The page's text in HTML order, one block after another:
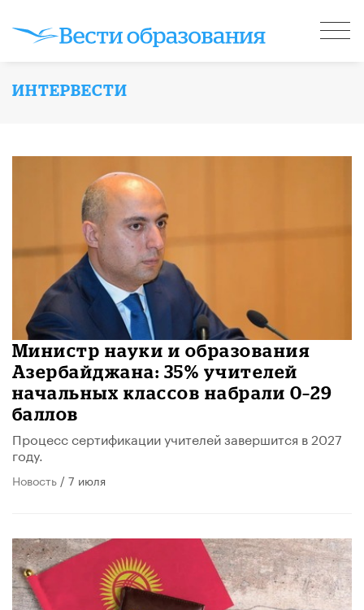
ИНТЕРВЕСТИ
Министр науки и образования
Азербайджана: 35% учителей
начальных классов набрали 0–29
баллов
Процесс сертификации учителей завершится в 2027
году.
Новость / 7 июля